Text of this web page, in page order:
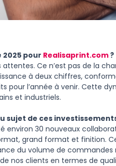
2025 pour Realisaprint.com ?
Ce n’est pas de la
à deux chiffres,
pour l’année à venir. Cette
et industriels.
sujet de ces
environ 30 nouveaux
grand format et finition.
du volume de commandes
nos clients en termes de